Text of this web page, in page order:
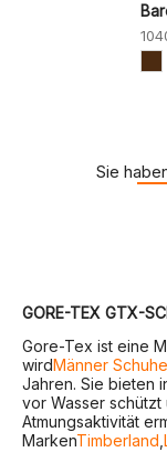
Sie
GORE-TEX GTX-
Gore-Tex ist eine
wirdMänner Schuhe
Jahren. Sie bieten
vor Wasser
Atmungsaktivität
MarkenTimberland,